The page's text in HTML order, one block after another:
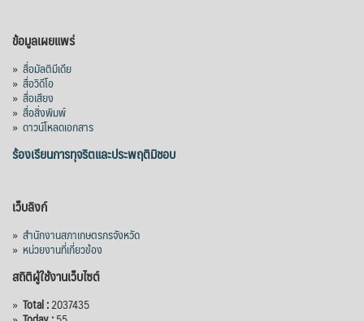
ข้อมูลเผยแพร่
» สื่อมัลติมีเดีย
» สื่อวิดีโอ
» สื่อเสียง
» สื่อสิ่งพิมพ์
» ดาวน์โหลดเอกสาร
ร้องเรียนการทุจริตและประพฤติมิชอบ
เว็บลิงก์
» สำนักงานสภาเกษตรกรจังหวัด
» หน่วยงานที่เกี่ยวข้อง
สถิติผู้ใช้งานเว็บไซต์
» Total :2037435